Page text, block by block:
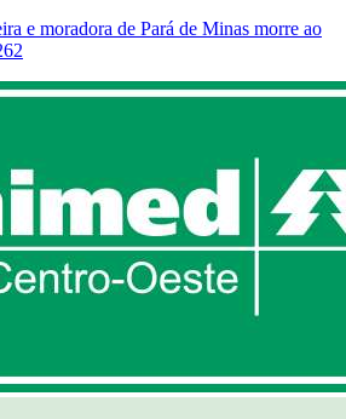
e moradora de Pará de Minas morre ao